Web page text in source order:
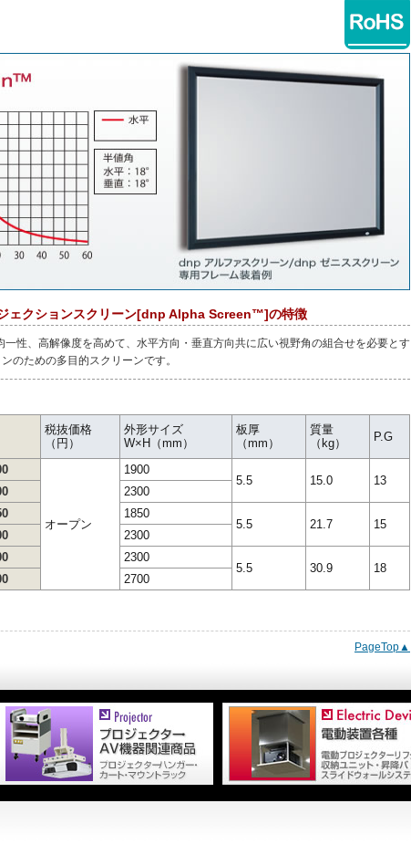
ェクションスクリーン[dnp Alpha Screen™]の特徴
性、高解像度を高めて、水平方向・垂直方向共に広い視野角の組合せを必要とす
のための多目的スクリーンです。
税抜価格
（円）
外形サイズ
W×H（mm）
板厚
（mm）
質量
（kg）
P.G
オープン
1900
5.5
15.0
13
2300
1850
5.5
21.7
15
2300
2300
5.5
30.9
18
2700
PageTop▲